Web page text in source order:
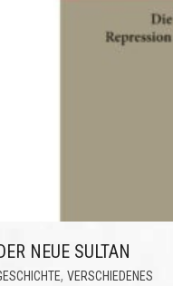
NEUE SULTAN
, VERSCHIEDENES